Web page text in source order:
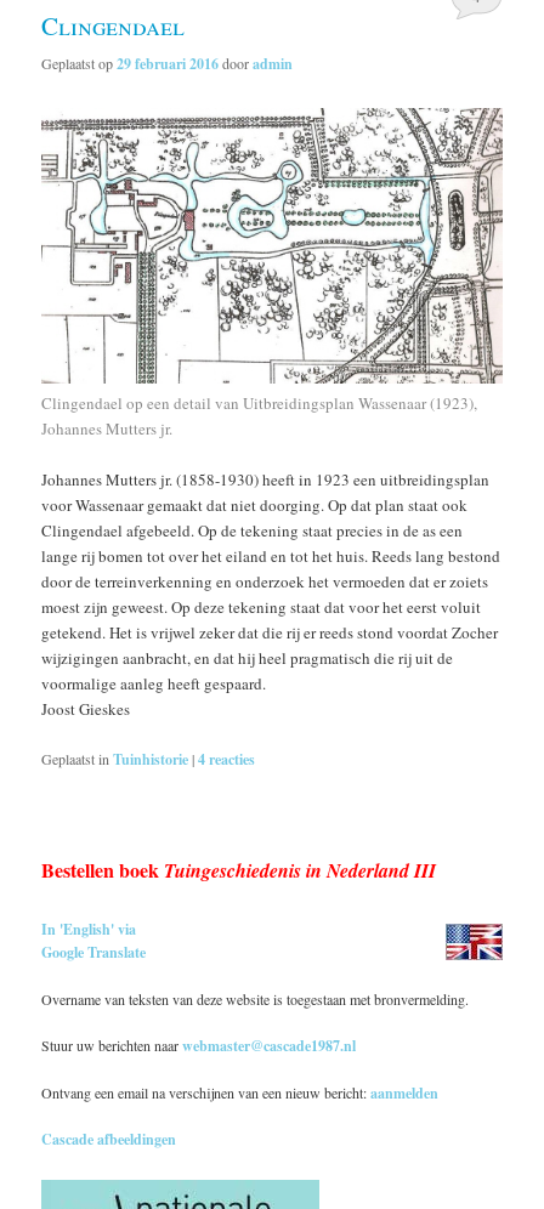
Clingendael
Geplaatst op29 februari 2016dooradmin
Clingendael op een detail van Uitbreidingsplan Wassenaar (1923),
Johannes Mutters jr.
Johannes Mutters jr. (1858-1930) heeft in 1923 een uitbreidingsplan
voor Wassenaar gemaakt dat niet doorging. Op dat plan staat ook
Clingendael afgebeeld. Op de tekening staat precies in de as een
lange rij bomen tot over het eiland en tot het huis. Reeds lang bestond
door de terreinverkenning en onderzoek het vermoeden dat er zoiets
moest zijn geweest. Op deze tekening staat dat voor het eerst voluit
getekend. Het is vrijwel zeker dat die rij er reeds stond voordat Zocher
wijzigingen aanbracht, en dat hij heel pragmatisch die rij uit de
voormalige aanleg heeft gespaard.
Joost Gieskes
Geplaatst in Tuinhistorie|4reacties
Bestellen boek Tuingeschiedenis in Nederland III
In 'English' via
Google Translate
Overname van teksten van deze website is toegestaan met bronvermelding.
Stuur uw berichten naarwebmaster@cascade1987.nl
Ontvang een email na verschijnen van een nieuw bericht:aanmelden
Cascade afbeeldingen